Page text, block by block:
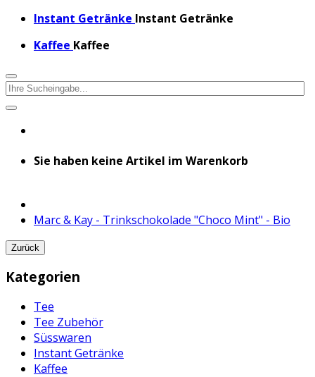
Instant Getränke Instant Getränke
Kaffee Kaffee
Sie haben keine Artikel im Warenkorb
Marc & Kay - Trinkschokolade "Choco Mint" - Bio
Zurück
Kategorien
Tee
Tee Zubehör
Süsswaren
Instant Getränke
Kaffee